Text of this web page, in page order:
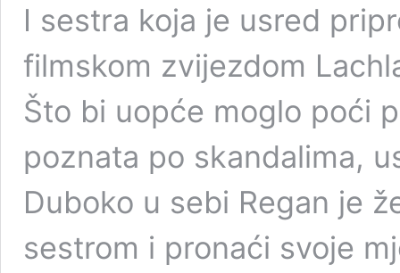
I sestra koja je usred
filmskom zvijezdom
Što bi uopće moglo poći
poznata po skandalima,
Duboko u sebi Regan je
sestrom i pronaći svoje